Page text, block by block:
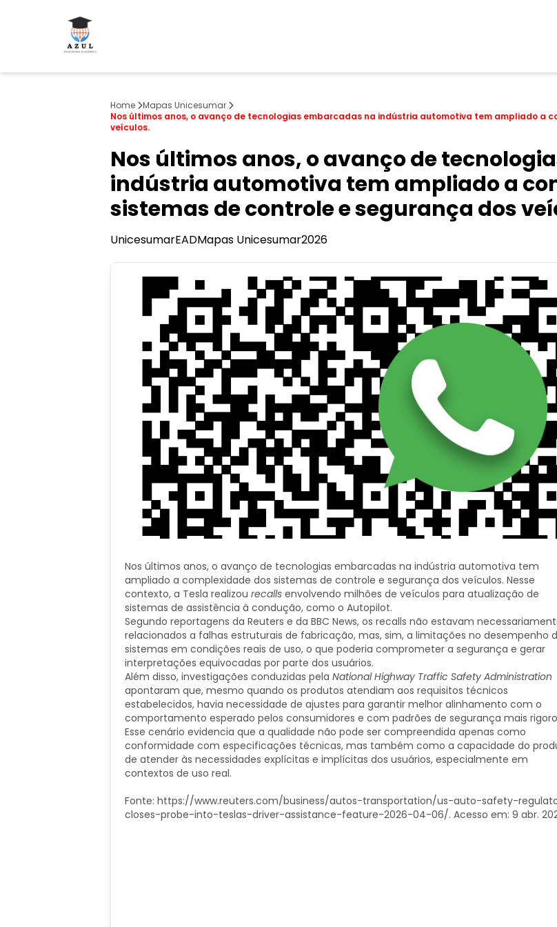
Home
Mapas Unicesumar
Nos últimos anos, o avanço de tecnologias embarcadas na indústria automotiva tem ampliado a
veículos.
Nos últimos anos, o avanço de
indústria automotiva tem ampliado a
sistemas de controle e segurança dos
UnicesumarEADMapas Unicesumar2026
Nos últimos anos, o avanço de tecnologias embarcadas na indústria automotiva tem
ampliado a complexidade dos sistemas de controle e segurança dos veículos. Nesse
contexto, a Tesla realizou recalls envolvendo milhões de veículos para atualização de
sistemas de assistência à condução, como o Autopilot.
Segundo reportagens da Reuters e da BBC News, os recalls não estavam
relacionados a falhas estruturais de fabricação, mas, sim, a limitações no desempenho
sistemas em condições reais de uso, o que poderia comprometer a segurança e gerar
interpretações equivocadas por parte dos usuários.
Além disso, investigações conduzidas pela National Highway Traffic Safety Administration
apontaram que, mesmo quando os produtos atendiam aos requisitos técnicos
estabelecidos, havia necessidade de ajustes para garantir melhor alinhamento com o
comportamento esperado pelos consumidores e com padrões de segurança mais
Esse cenário evidencia que a qualidade não pode ser compreendida apenas como
conformidade com especificações técnicas, mas também como a capacidade do
de atender às necessidades explícitas e implícitas dos usuários, especialmente em
contextos de uso real.
Fonte: https://www.reuters.com/business/autos-transportation/us-auto-safety-
closes-probe-into-teslas-driver-assistance-feature-2026-04-06/. Acesso em: 9 abr.